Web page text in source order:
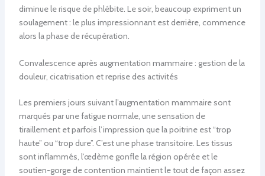
diminue le risque de phlébite. Le soir, beaucoup expriment un
soulagement : le plus impressionnant est derrière, commence
alors la phase de récupération.
Convalescence après augmentation mammaire : gestion de la
douleur, cicatrisation et reprise des activités
Les premiers jours suivant l’augmentation mammaire sont
marqués par une fatigue normale, une sensation de
tiraillement et parfois l’impression que la poitrine est “trop
haute” ou “trop dure”. C’est une phase transitoire. Les tissus
sont inflammés, l’œdème gonfle la région opérée et le
soutien-gorge de contention maintient le tout de façon assez